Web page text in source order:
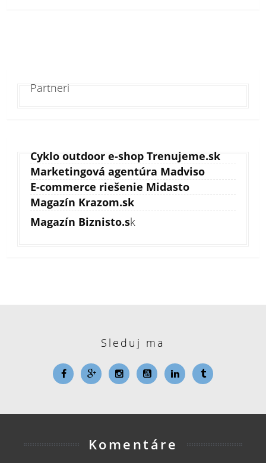
Partneri
Cyklo outdoor e-shop Trenujeme.sk
Marketingová agentúra Madviso
E-commerce riešenie Midasto
Magazín Krazom.sk
Magazín Biznisto.sk
Sleduj ma
Komentáre